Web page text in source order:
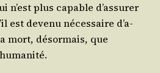
plus capable d’as­su­rer
est deve­nu néces­saire d’a­
mort, désor­mais, que